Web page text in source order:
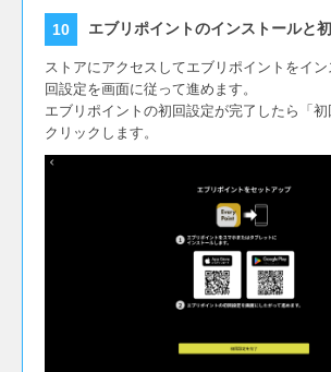
エブリポイントのインストールと
ストアにアクセスしてエブリポイントをイ
回設定を画面に従って進めます。
エブリポイントの初回設定が完了したら「
クリックします。